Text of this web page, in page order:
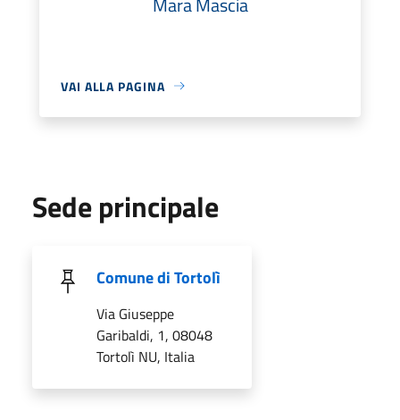
VAI ALLA PAGINA
Sede principale
Comune di Tortolì
Via Giuseppe
Garibaldi, 1, 08048
Tortolì NU, Italia